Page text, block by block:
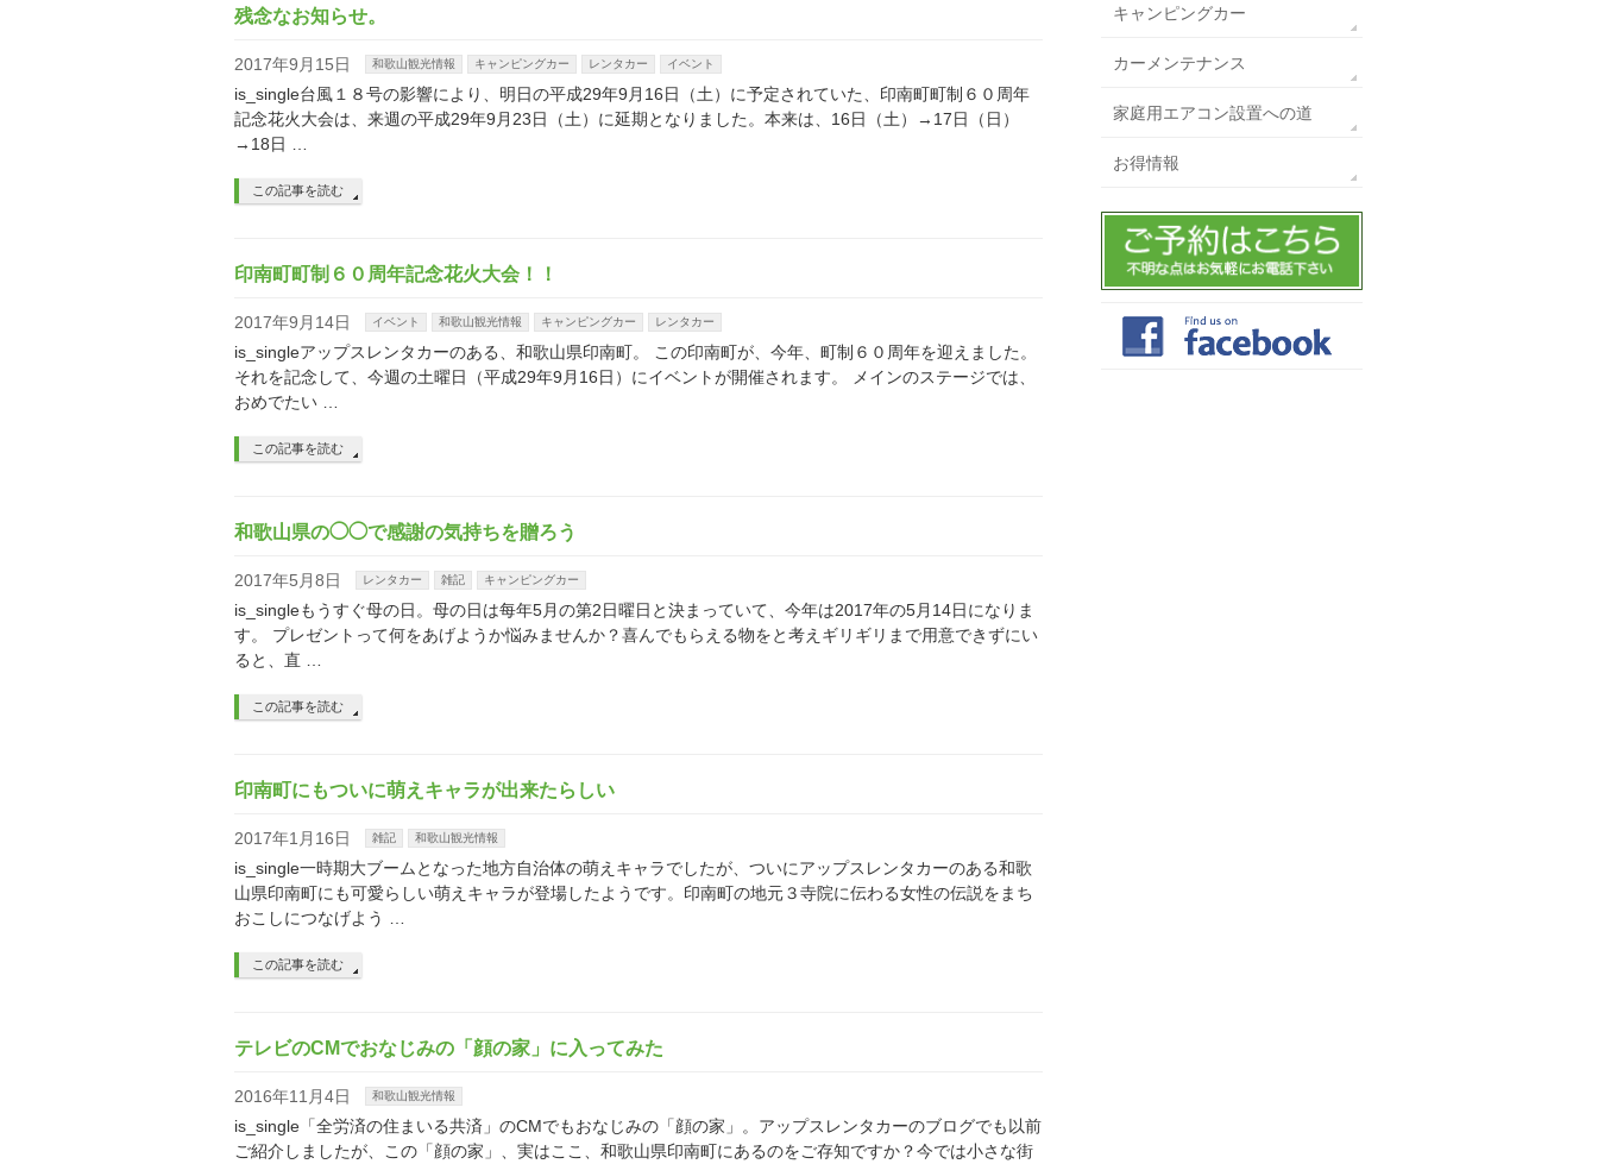
残念なお知らせ。
2017年9月15日 和歌山観光情報 キャンピングカー レンタカー イベント
is_single台風１８号の影響により、明日の平成29年9月16日（土）に予定されていた、印南町町制６０周年
記念花火大会は、来週の平成29年9月23日（土）に延期となりました。本来は、16日（土）→17日（日）
→18日 …
この記事を読む
印南町町制６０周年記念花火大会！！
2017年9月14日 イベント 和歌山観光情報 キャンピングカー レンタカー
is_singleアップスレンタカーのある、和歌山県印南町。 この印南町が、今年、町制６０周年を迎えました。
それを記念して、今週の土曜日（平成29年9月16日）にイベントが開催されます。 メインのステージでは、
おめでたい …
この記事を読む
和歌山県の◯◯で感謝の気持ちを贈ろう
2017年5月8日 レンタカー 雑記 キャンピングカー
is_singleもうすぐ母の日。母の日は每年5月の第2日曜日と決まっていて、今年は2017年の5月14日になりま
す。 プレゼントって何をあげようか悩みませんか？喜んでもらえる物をと考えギリギリまで用意できずにい
ると、直 …
この記事を読む
印南町にもついに萌えキャラが出来たらしい
2017年1月16日 雑記 和歌山観光情報
is_single一時期大ブームとなった地方自治体の萌えキャラでしたが、ついにアップスレンタカーのある和歌
山県印南町にも可愛らしい萌えキャラが登場したようです。印南町の地元３寺院に伝わる女性の伝説をまち
おこしにつなげよう …
この記事を読む
テレビのCMでおなじみの「顔の家」に入ってみた
2016年11月4日 和歌山観光情報
is_single「全労済の住まいる共済」のCMでもおなじみの「顔の家」。アップスレンタカーのブログでも以前
ご紹介しましたが、この「顔の家」、実はここ、和歌山県印南町にあるのをご存知ですか？今では小さな街
キャンピングカー
カーメンテナンス
家庭用エアコン設置への道
お得情報